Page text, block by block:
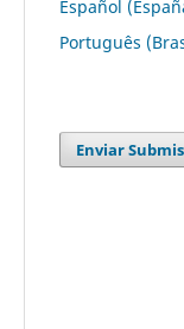
Español
Português
Enviar